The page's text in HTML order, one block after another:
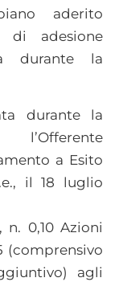
aderito
di adesione
durante la
durante la
a Esito
il 18 luglio
0,10 Azioni
(comprensivo
agli